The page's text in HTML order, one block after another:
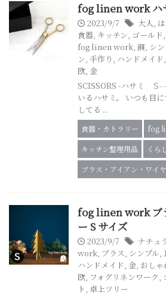
fog linen work ハ
2023/9/7 大人,
食器, キッチン, ゴールド,
fog linen work, 銅, シ
ン, 手作り , ハンドメイド,
欧, 金
SCISSORS -ハサミ Ｓ-
いるハサミ。 いつも目
してる ...
食器・カトラリー
fog
キッチン整理用品
くら
ブラス・アイアン・ワイ
fog linen work ブ
ー S サイズ
2023/9/7 ナチュ
work, ブラス, シンプル,
ハンドメイド, 金, おしゃ
欧, フォグリネンワーク,
ト, 卓上ツリー